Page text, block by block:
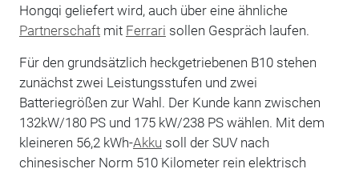
Hongqi geliefert wird, auch über eine ähnliche
Partnerschaftmit Ferrari sollen Gespräch laufen.
Für den grundsätzlich heckgetriebenen B10 stehen
zunächst zwei Leistungsstufen und zwei
Batteriegrößen zur Wahl. Der Kunde kann zwischen
132kW/180 PS und 175 kW/238 PS wählen. Mit dem
kleineren 56,2 kWh-Akku soll der SUV nach
chinesischer Norm 510 Kilometer rein elektrisch